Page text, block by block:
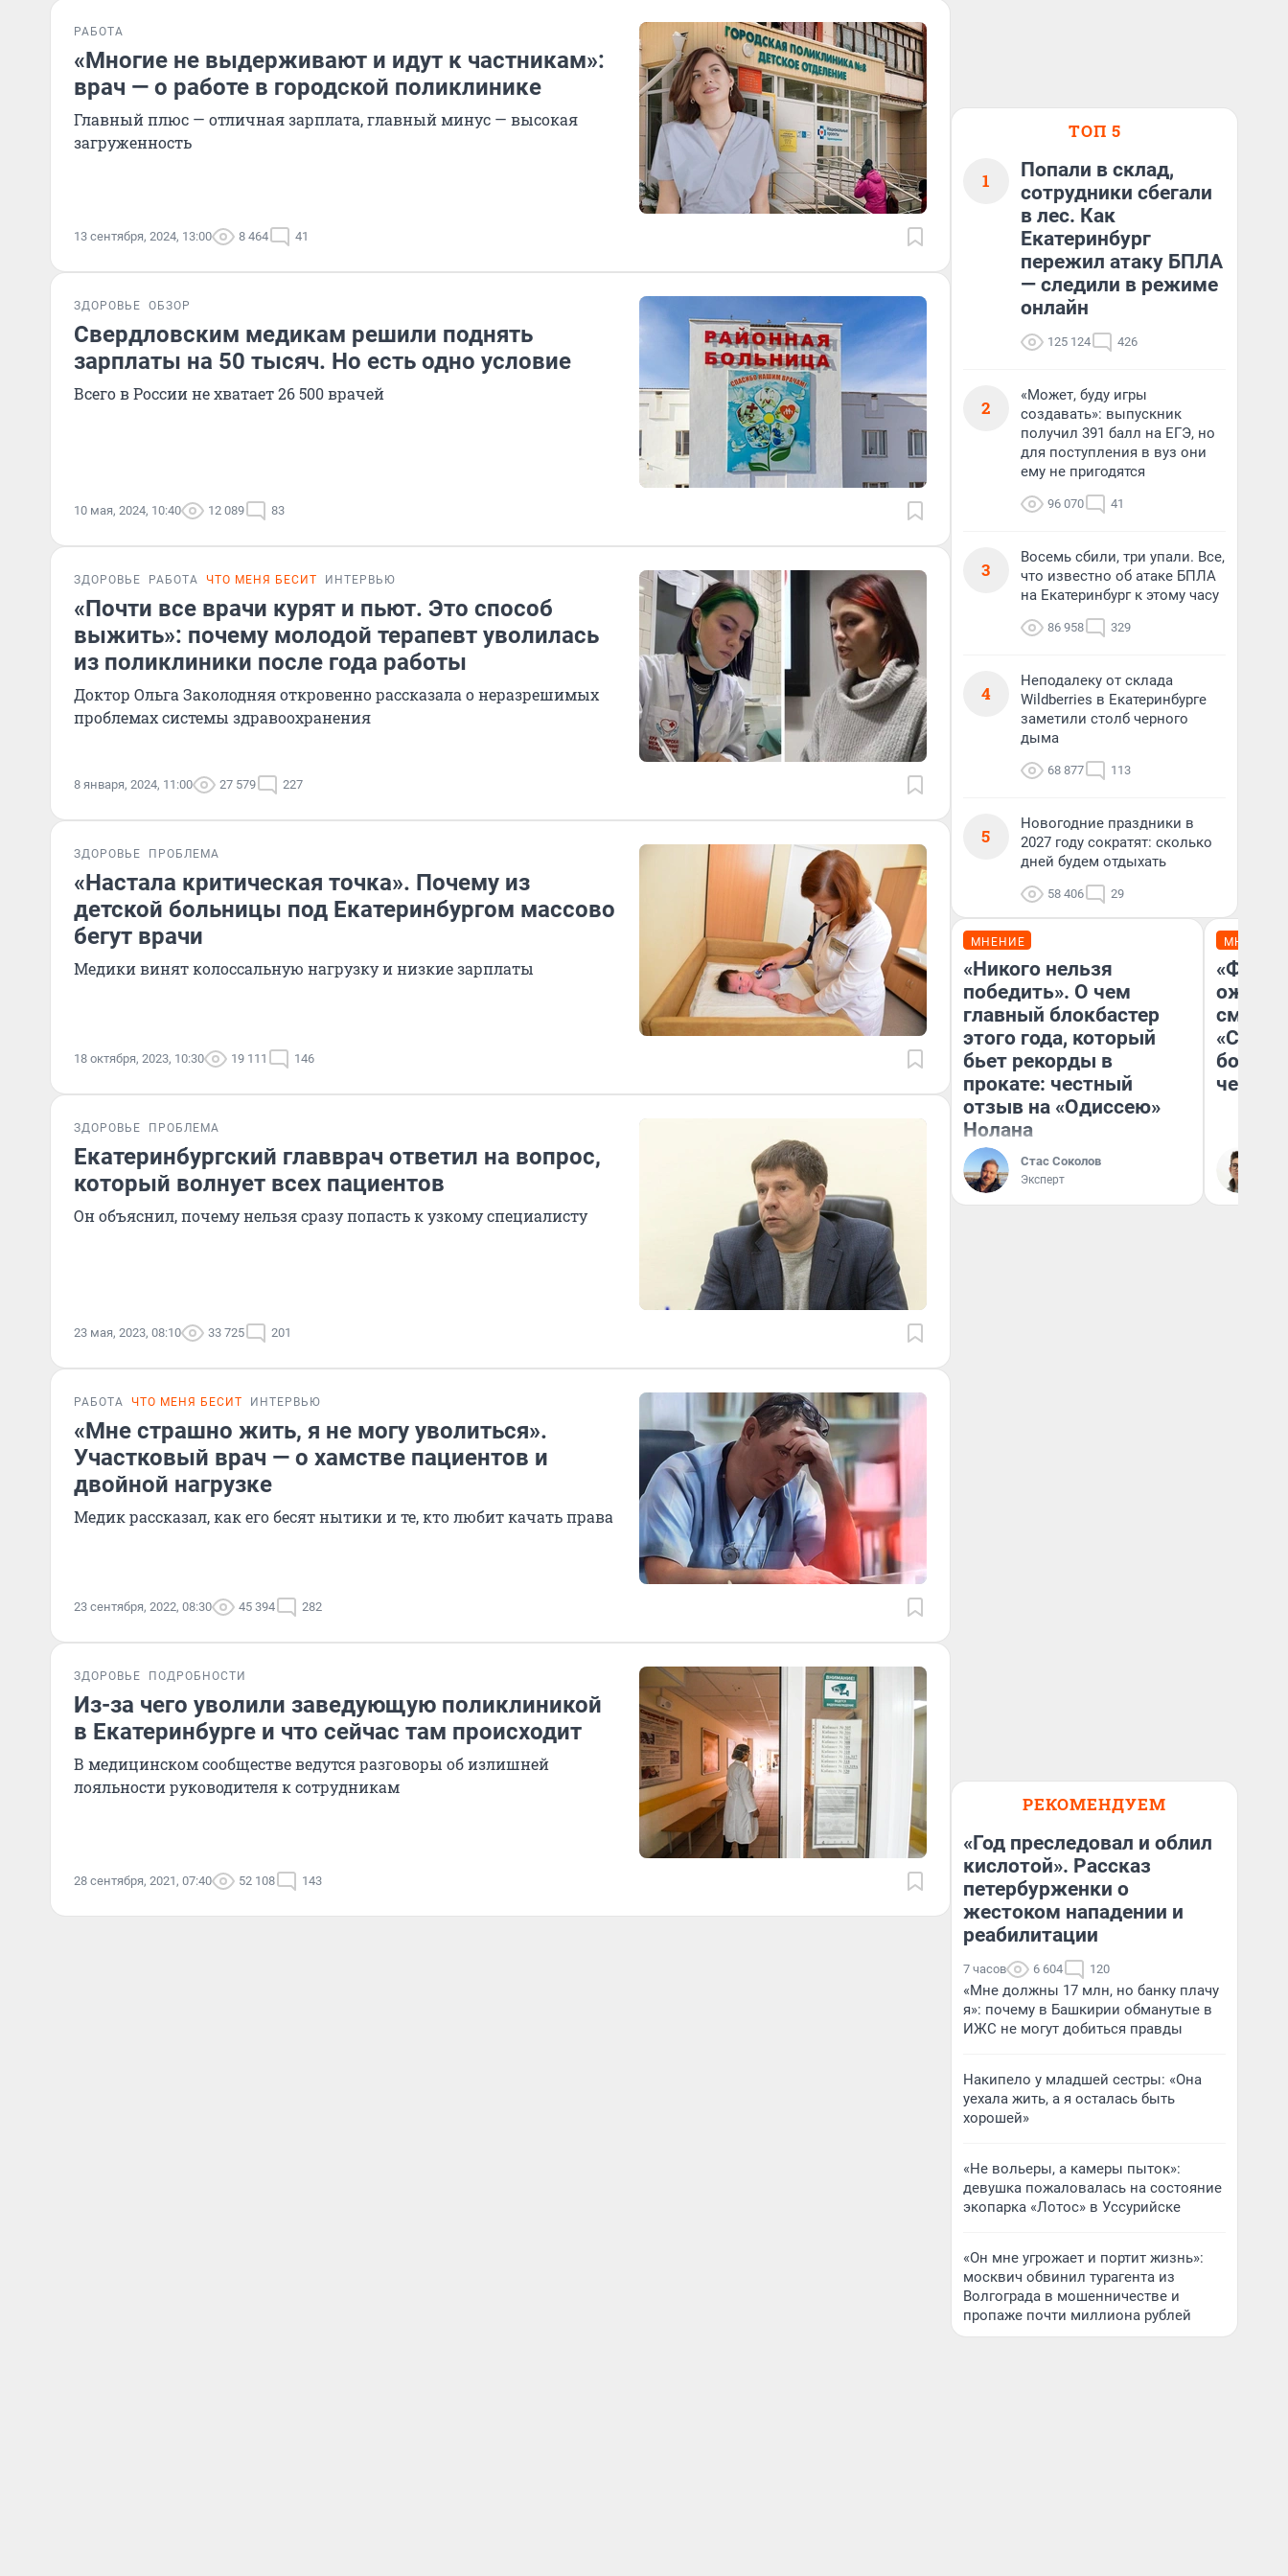
РАБОТА
«Многие не выдерживают и идут к частникам»:
врач — о работе в городской поликлинике
Главный плюс — отличная зарплата, главный минус — высокая
загруженность
13 сентября, 2024, 13:00 8 464 41
ЗДОРОВЬЕ ОБЗОР
Свердловским медикам решили поднять
зарплаты на 50 тысяч. Но есть одно условие
Всего в России не хватает 26 500 врачей
10 мая, 2024, 10:40 12 089 83
ЗДОРОВЬЕ РАБОТА ЧТО МЕНЯ БЕСИТ ИНТЕРВЬЮ
«Почти все врачи курят и пьют. Это способ
выжить»: почему молодой терапевт уволилась
из поликлиники после года работы
Доктор Ольга Заколодняя откровенно рассказала о неразрешимых
проблемах системы здравоохранения
8 января, 2024, 11:00 27 579 227
ЗДОРОВЬЕ ПРОБЛЕМА
«Настала критическая точка». Почему из
детской больницы под Екатеринбургом массово
бегут врачи
Медики винят колоссальную нагрузку и низкие зарплаты
18 октября, 2023, 10:30 19 111 146
ЗДОРОВЬЕ ПРОБЛЕМА
Екатеринбургский главврач ответил на вопрос,
который волнует всех пациентов
Он объяснил, почему нельзя сразу попасть к узкому специалисту
23 мая, 2023, 08:10 33 725 201
РАБОТА ЧТО МЕНЯ БЕСИТ ИНТЕРВЬЮ
«Мне страшно жить, я не могу уволиться».
Участковый врач — о хамстве пациентов и
двойной нагрузке
Медик рассказал, как его бесят нытики и те, кто любит качать права
23 сентября, 2022, 08:30 45 394 282
ЗДОРОВЬЕ ПОДРОБНОСТИ
Из-за чего уволили заведующую поликлиникой
в Екатеринбурге и что сейчас там происходит
В медицинском сообществе ведутся разговоры об излишней
лояльности руководителя к сотрудникам
28 сентября, 2021, 07:40 52 108 143
ТОП 5
1
Попали в склад,
сотрудники сбегали
в лес. Как
Екатеринбург
пережил атаку БПЛА
— следили в режиме
онлайн
125 124 426
2
«Может, буду игры
создавать»: выпускник
получил 391 балл на ЕГЭ, но
для поступления в вуз они
ему не пригодятся
96 070 41
3
Восемь сбили, три упали. Все,
что известно об атаке БПЛА
на Екатеринбург к этому часу
86 958 329
4
Неподалеку от склада
Wildberries в Екатеринбурге
заметили столб черного
дыма
68 877 113
5
Новогодние праздники в
2027 году сократят: сколько
дней будем отдыхать
58 406 29
МНЕНИЕ
«Никого нельзя
победить». О чем
главный блокбастер
этого года, который
бьет рекорды в
прокате: честный
отзыв на «Одиссею»
Нолана
Стас Соколов
Эксперт
МНЕНИЕ
РЕКОМЕНДУЕМ
«Год преследовал и облил
кислотой». Рассказ
петербурженки о
жестоком нападении и
реабилитации
7 часов 6 604 120
«Мне должны 17 млн, но банку плачу
я»: почему в Башкирии обманутые в
ИЖС не могут добиться правды
Накипело у младшей сестры: «Она
уехала жить, а я осталась быть
хорошей»
«Не вольеры, а камеры пыток»:
девушка пожаловалась на состояние
экопарка «Лотос» в Уссурийске
«Он мне угрожает и портит жизнь»:
москвич обвинил турагента из
Волгограда в мошенничестве и
пропаже почти миллиона рублей